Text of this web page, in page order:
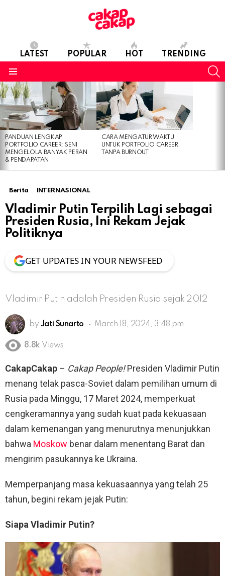
LATEST POPULAR HOT TRENDING
LATEST
STORIES
PANDUAN LENGKAP
PORTFOLIO CAREER: SENI
MENGELOLA BANYAK PERAN
& PENDAPATAN
CARA MENGATUR WAKTU
UNTUK PORTFOLIO CAREER
TANPA BURNOUT
Berita INTERNASIONAL
Vladimir Putin Terpilih Lagi sebagai
Presiden Rusia, Ini Rekam Jejak
Politiknya
GET UPDATES IN YOUR NEWSFEED
Vladimir Putin adalah Presiden Rusia sejak 2012
by Jati Sunarto March 18, 2024, 3:48 pm
8.8k Views
CakapCakap – Cakap People!Presiden Vladimir Putin
menang telak pasca-Soviet dalam pemilihan umum di
Rusia pada Minggu, 17 Maret 2024, memperkuat
cengkeramannya yang sudah kuat pada kekuasaan
dalam kemenangan yang menurutnya menunjukkan
bahwa Moskow benar dalam menentang Barat dan
mengirim pasukannya ke Ukraina.
Memperpanjang masa kekuasaannya yang telah 25
tahun, begini rekam jejak Putin:
Siapa Vladimir Putin?